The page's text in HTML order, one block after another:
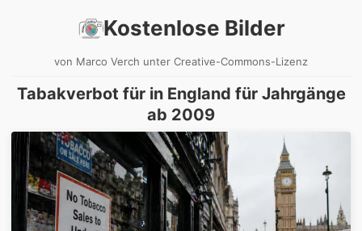
Kostenlose Bilder
von Marco Verch unter Creative-Commons-Lizenz
Tabakverbot für in England für Jahrgänge
ab 2009